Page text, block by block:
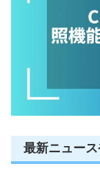
最新ニュー